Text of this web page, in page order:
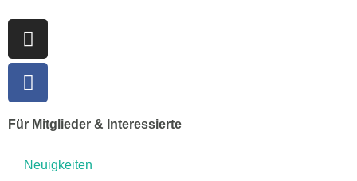
Für Mitglieder & Interessierte
Neuigkeiten